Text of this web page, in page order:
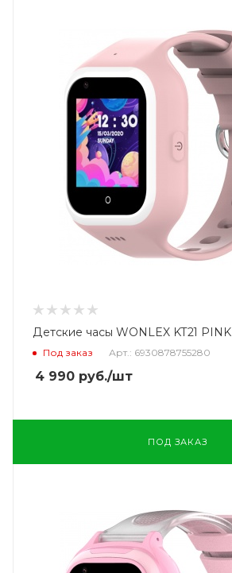
Детские часы WONLEX KT21 PINK
Под заказ Арт.: 6930878755280
4 990 руб./шт
ПОД ЗАКАЗ